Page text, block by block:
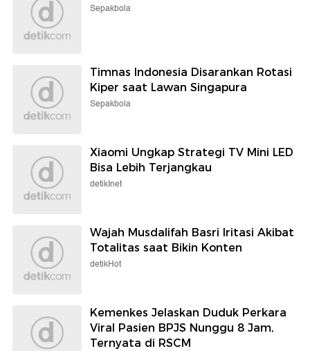
Sepakbola
Timnas Indonesia Disarankan Rotasi
Kiper saat Lawan Singapura
Sepakbola
Xiaomi Ungkap Strategi TV Mini LED
Bisa Lebih Terjangkau
detikInet
Wajah Musdalifah Basri Iritasi Akibat
Totalitas saat Bikin Konten
detikHot
Kemenkes Jelaskan Duduk Perkara
Viral Pasien BPJS Nunggu 8 Jam,
Ternyata di RSCM